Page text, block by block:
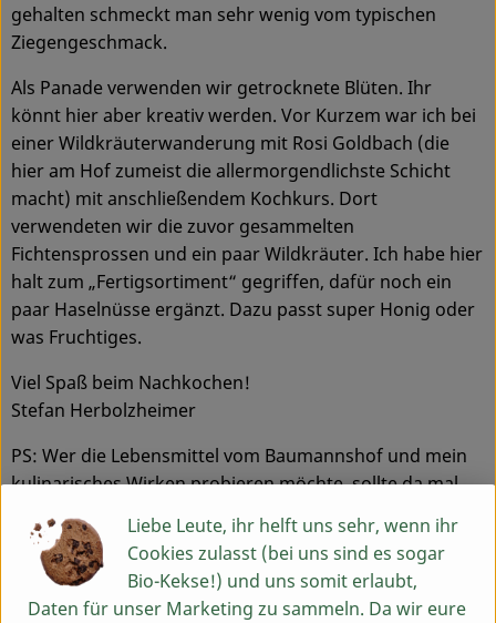
Service
gehalten schmeckt man sehr wenig vom typischen
Ziegengeschmack.
Als Panade verwenden wir getrocknete Blüten. Ihr
könnt hier aber kreativ werden. Vor Kurzem war ich bei
einer Wildkräuterwanderung mit Rosi Goldbach (die
hier am Hof zumeist die allermorgendlichste Schicht
macht) mit anschließendem Kochkurs. Dort
verwendeten wir die zuvor gesammelten
Fichtensprossen und ein paar Wildkräuter. Ich habe hier
halt zum „Fertigsortiment“ gegriffen, dafür noch ein
paar Haselnüsse ergänzt. Dazu passt super Honig oder
was Fruchtiges.
Viel Spaß beim Nachkochen!
Stefan Herbolzheimer
PS: Wer die Lebensmittel vom Baumannshof und mein
kulinarisches Wirken probieren möchte, sollte da mal
Blüten-Bällchen mit
Liebe Leute, ihr helft uns sehr, wenn ihr
Cookies zulasst (bei uns sind es sogar
Bio-Kekse!) und uns somit erlaubt,
Daten für unser Marketing zu sammeln. Da wir eure